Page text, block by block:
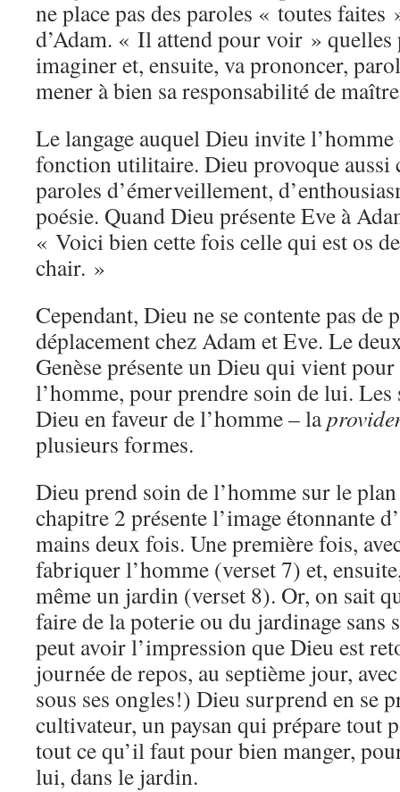
ne place pas des paroles « toutes faites
d’Adam. « Il attend pour voir » quelles
imaginer et, ensuite, va prononcer,
mener à bien sa responsabilité de
Le langage auquel Dieu invite l’homme
fonction utilitaire. Dieu provoque aussi
paroles d’émerveillement,
poésie. Quand Dieu présente Eve à
« Voici bien cette fois celle qui est os
chair. »
Cependant, Dieu ne se contente pas de
déplacement chez Adam et Eve. Le
Genèse présente un Dieu qui vient
l’homme, pour prendre soin de lui. Les
Dieu en faveur de l’homme – la
plusieurs formes.
Dieu prend soin de l’homme sur le
chapitre 2 présente l’image étonnante
mains deux fois. Une première fois,
fabriquer l’homme (verset 7) et,
même un jardin (verset 8). Or, on sait
faire de la poterie ou du jardinage sans
peut avoir l’impression que Dieu est
journée de repos, au septième jour,
sous ses ongles!) Dieu surprend en se
cultivateur, un paysan qui prépare tout
tout ce qu’il faut pour bien manger,
lui, dans le jardin.